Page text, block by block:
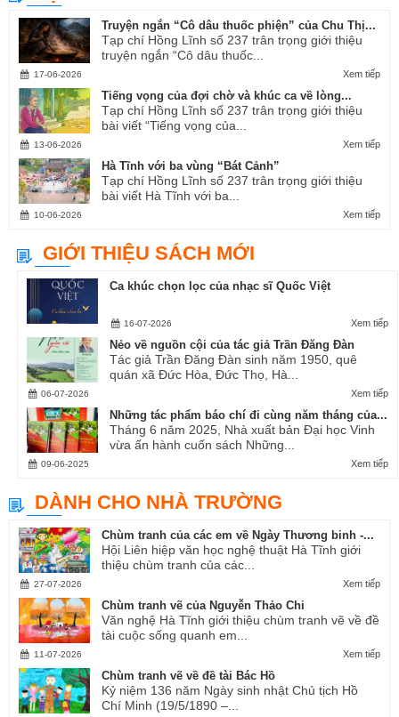
Truyện ngắn “Cô dâu thuốc phiện” của Chu Thị...
Tạp chí Hồng Lĩnh số 237 trân trọng giới thiệu
truyện ngắn “Cô dâu thuốc...
Xem tiếp
17-06-2026
Tiếng vọng của đợi chờ và khúc ca về lòng...
Tạp chí Hồng Lĩnh số 237 trân trọng giới thiệu
bài viết “Tiếng vọng của...
Xem tiếp
13-06-2026
Hà Tĩnh với ba vùng “Bát Cảnh”
Tạp chí Hồng Lĩnh số 237 trân trọng giới thiệu
bài viết Hà Tĩnh với ba...
Xem tiếp
10-06-2026
GIỚI THIỆU SÁCH MỚI
Ca khúc chọn lọc của nhạc sĩ Quốc Việt
Xem tiếp
16-07-2026
Nẻo về nguồn cội của tác giả Trần Đăng Đàn
Tác giả Trần Đăng Đàn sinh năm 1950, quê
quán xã Đức Hòa, Đức Thọ, Hà...
Xem tiếp
06-07-2026
Những tác phẩm báo chí đi cùng năm tháng của...
Tháng 6 năm 2025, Nhà xuất bản Đại học Vinh
vừa ấn hành cuốn sách Những...
Xem tiếp
09-06-2025
DÀNH CHO NHÀ TRƯỜNG
Chùm tranh của các em về Ngày Thương binh -...
Hội Liên hiệp văn học nghệ thuật Hà Tĩnh giới
thiệu chùm tranh của các...
Xem tiếp
27-07-2026
Chùm tranh vẽ của Nguyễn Thảo Chi
Văn nghệ Hà Tĩnh giới thiệu chùm tranh vẽ về đề
tài cuộc sống quanh em...
Xem tiếp
11-07-2026
Chùm tranh vẽ về đề tài Bác Hồ
Kỷ niệm 136 năm Ngày sinh nhật Chủ tịch Hồ
Chí Minh (19/5/1890 –...